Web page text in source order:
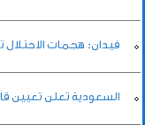
فيدان: هجمات
السعودية تعلن تعيين